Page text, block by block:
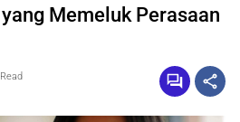
Memeluk Perasaan